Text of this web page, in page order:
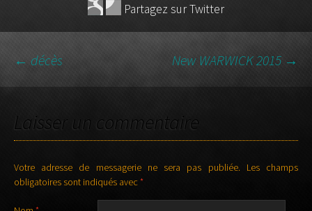
Partagez sur Twitter
NAVIGATION DES
ARTICLES
← décès New WARWICK 2015 →
Laisser un commentaire
Votre adresse de messagerie ne sera pas publiée. Les champs
obligatoires sont indiqués avec*